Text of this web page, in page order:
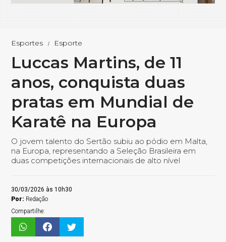
Esportes Esporte
Luccas Martins, de 11
anos, conquista duas
pratas em Mundial de
Karatê na Europa
O jovem talento do Sertão subiu ao pódio em Malta,
na Europa, representando a Seleção Brasileira em
duas competições internacionais de alto nível
30/03/2026 às 10h30
Por: Redação
Compartilhe: